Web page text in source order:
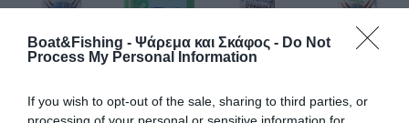
Boat&Fishing - Ψάρεμα και Σκάφος - Do Not
Process My Personal Information
If you wish to opt-out of the sale, sharing to third parties, or
ΘΕΣΣΑΛΟΝΙΚΗ BOAT & FISHING SHOW 2025